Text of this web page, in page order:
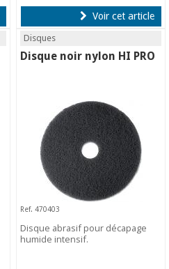
Voir cet article
Disques
Disque noir nylon HI PRO
Ref. 470403
Disque abrasif pour décapage
humide intensif.